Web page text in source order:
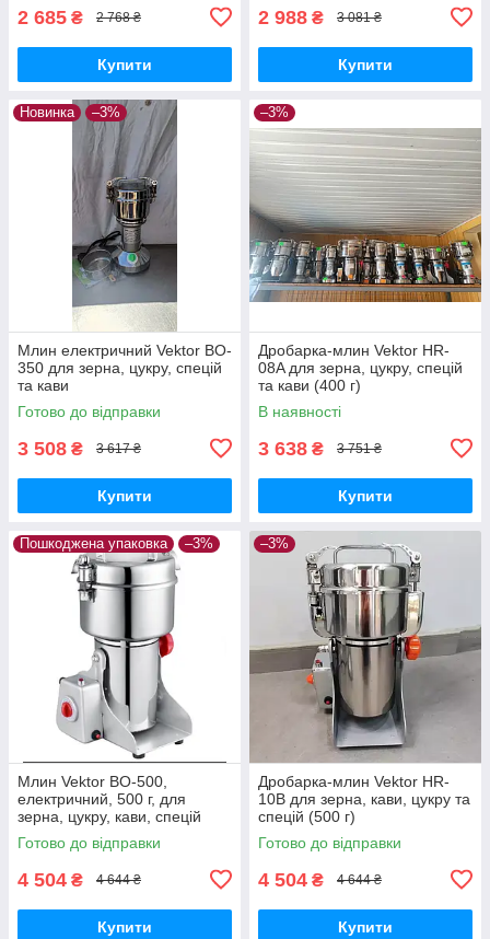
2 685 ₴ 2 768 ₴
Купити
2 988 ₴ 3 081 ₴
Купити
Новинка –3%
Млин електричний Vektor BO-
350 для зерна, цукру, спецій
та кави
Готово до відправки
3 508 ₴ 3 617 ₴
Купити
–3%
Дробарка-млин Vektor HR-
08A для зерна, цукру, спецій
та кави (400 г)
В наявності
3 638 ₴ 3 751 ₴
Купити
Пошкоджена упаковка –3%
Млин Vektor BO-500,
електричний, 500 г, для
зерна, цукру, кави, спецій
Готово до відправки
4 504 ₴ 4 644 ₴
Купити
–3%
Дробарка-млин Vektor HR-
10B для зерна, кави, цукру та
спецій (500 г)
Готово до відправки
4 504 ₴ 4 644 ₴
Купити